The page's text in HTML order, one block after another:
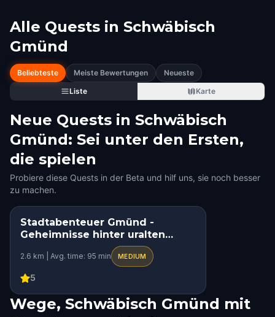
Alle Quests in Schwäbisch
Gmünd
Beliebteste Meiste Bewertungen
Neueste
Liste
Karte
Neue Quests in Schwäbisch
Gmünd: Sei unter den Ersten,
die spielen
Probiere diese Quests in der Beta und hilf uns, sie noch besser
zu machen.
HIDDEN HISTORY
Stadtabenteuer Gmünd -
Geheimnisse hinter uralten
2.6 km | Avg. time: 95 min MEDIUM
5
Wege, Schwäbisch Gmünd mit